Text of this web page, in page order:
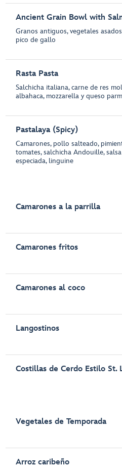
Ancient Grain Bowl with
Granos antiguos, vegetales
pico de gallo
Rasta Pasta
Salchicha italiana, carne de res
albahaca, mozzarella y queso
Pastalaya (Spicy)
Camarones, pollo salteado,
tomates, salchicha Andouille,
especiada, linguine
Camarones a la parrilla
Camarones fritos
Camarones al coco
Langostinos
Costillas de Cerdo Estilo St.
Vegetales de Temporada
Arroz caribeño